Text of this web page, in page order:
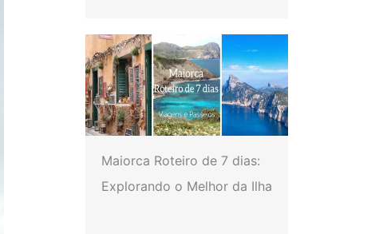
Maiorca Roteiro de 7 dias:
Explorando o Melhor da Ilha